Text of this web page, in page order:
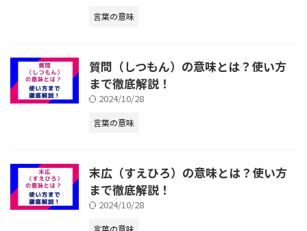
言葉の意味
質問（しつもん）の意味とは？使い方
まで徹底解説！
2024/10/28
言葉の意味
末広（すえひろ）の意味とは？使い方
まで徹底解説！
2024/10/28